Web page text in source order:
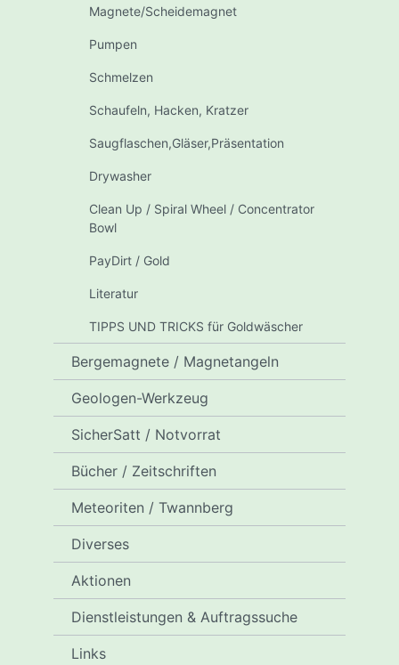
Magnete/Scheidemagnet
Pumpen
Schmelzen
Schaufeln, Hacken, Kratzer
Saugflaschen,Gläser,Präsentation
Drywasher
Clean Up / Spiral Wheel / Concentrator
Bowl
PayDirt / Gold
Literatur
TIPPS UND TRICKS für Goldwäscher
Bergemagnete / Magnetangeln
Geologen-Werkzeug
SicherSatt / Notvorrat
Bücher / Zeitschriften
Meteoriten / Twannberg
Diverses
Aktionen
Dienstleistungen & Auftragssuche
Links